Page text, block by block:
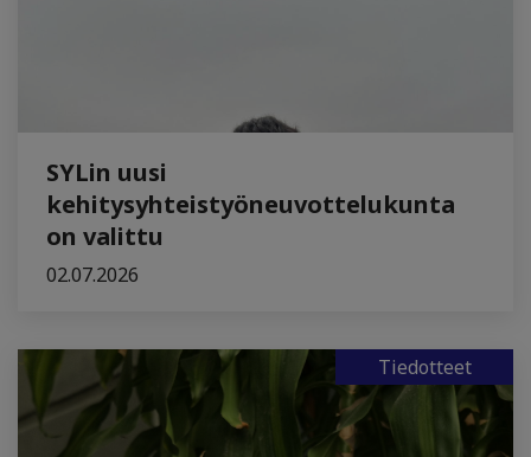
SYLin uusi
kehitysyhteistyöneuvottelukunta
on valittu
02.07.2026
Tiedotteet